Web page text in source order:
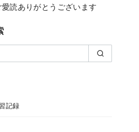
読ありがとうございます
記録